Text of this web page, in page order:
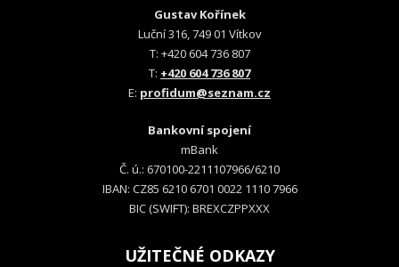
Gustav Kořínek
Luční 316, 749 01 Vítkov
T: +420 604 736 807
T: +420 604 736 807
E: profidum@seznam.cz
Bankovní spojení
mBank
Č. ú.: 670100-2211107966/6210
IBAN: CZ85 6210 6701 0022 1110 7966
BIC (SWIFT): BREXCZPPXXX
UŽITEČNÉ ODKAZY